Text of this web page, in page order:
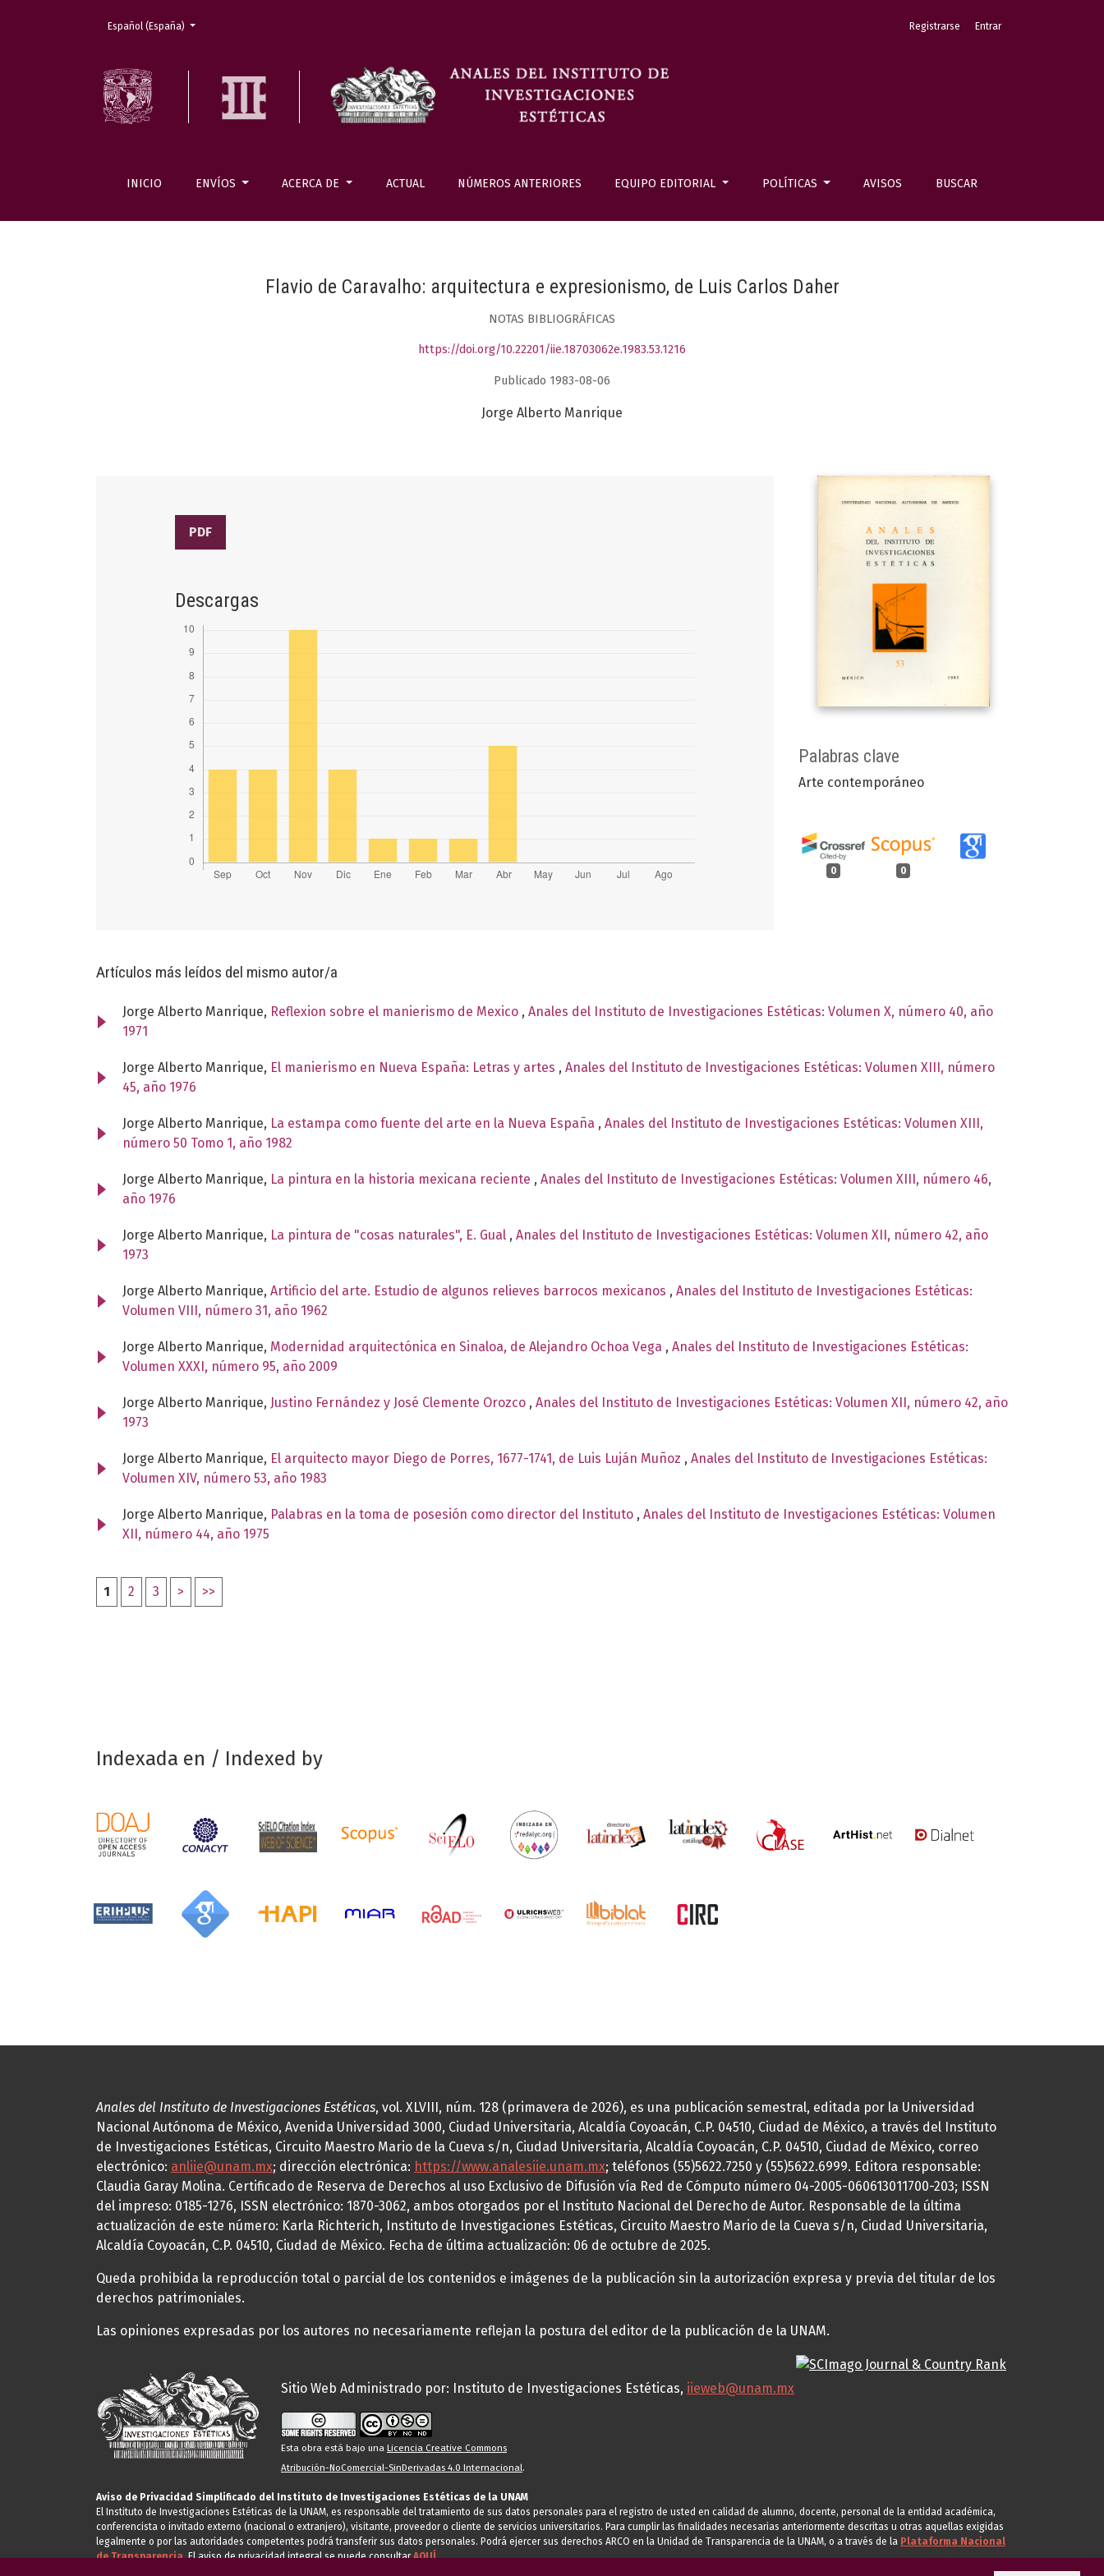
INICIO ENVÍOS ACERCA DE ACTUAL NÚMEROS ANTERIORES EQUIPO EDITORIAL POLÍTICAS AVISOS BUSCAR
Registrarse Entrar
Cambiar el idioma. El actual es:
Español (España)
Flavio de Caravalho: arquitectura e expresionismo, de Luis Carlos Daher
NOTAS BIBLIOGRÁFICAS
https://doi.org/10.22201/iie.18703062e.1983.53.1216
Publicado 1983-08-06
Jorge Alberto Manrique
Palabras clave
Arte contemporáneo
0 0
PDF
Descargas
Artículos más leídos del mismo autor/a
Jorge Alberto Manrique, Reflexion sobre el manierismo de Mexico , Anales del Instituto de Investigaciones Estéticas: Volumen X, número 40, año
1971
Jorge Alberto Manrique, El manierismo en Nueva España: Letras y artes , Anales del Instituto de Investigaciones Estéticas: Volumen XIII, número
45, año 1976
Jorge Alberto Manrique, La estampa como fuente del arte en la Nueva España , Anales del Instituto de Investigaciones Estéticas: Volumen XIII,
número 50 Tomo 1, año 1982
Jorge Alberto Manrique, La pintura en la historia mexicana reciente , Anales del Instituto de Investigaciones Estéticas: Volumen XIII, número 46,
año 1976
Jorge Alberto Manrique, La pintura de "cosas naturales", E. Gual , Anales del Instituto de Investigaciones Estéticas: Volumen XII, número 42, año
1973
Jorge Alberto Manrique, Artificio del arte. Estudio de algunos relieves barrocos mexicanos , Anales del Instituto de Investigaciones Estéticas:
Volumen VIII, número 31, año 1962
Jorge Alberto Manrique, Modernidad arquitectónica en Sinaloa, de Alejandro Ochoa Vega , Anales del Instituto de Investigaciones Estéticas:
Volumen XXXI, número 95, año 2009
Jorge Alberto Manrique, Justino Fernández y José Clemente Orozco , Anales del Instituto de Investigaciones Estéticas: Volumen XII, número 42, año
1973
Jorge Alberto Manrique, El arquitecto mayor Diego de Porres, 1677-1741, de Luis Luján Muñoz , Anales del Instituto de Investigaciones Estéticas:
Volumen XIV, número 53, año 1983
Jorge Alberto Manrique, Palabras en la toma de posesión como director del Instituto , Anales del Instituto de Investigaciones Estéticas: Volumen
XII, número 44, año 1975
1 2 3 > >>
Indexada en / Indexed by
Anales del Instituto de Investigaciones Estéticas, vol. XLVIII, núm. 128 (primavera de 2026), es una publicación semestral, editada por la Universidad
Nacional Autónoma de México, Avenida Universidad 3000, Ciudad Universitaria, Alcaldía Coyoacán, C.P. 04510, Ciudad de México, a través del Instituto
de Investigaciones Estéticas, Circuito Maestro Mario de la Cueva s/n, Ciudad Universitaria, Alcaldía Coyoacán, C.P. 04510, Ciudad de México, correo
electrónico: anliie@unam.mx; dirección electrónica: https://www.analesiie.unam.mx; teléfonos (55)5622.7250 y (55)5622.6999. Editora responsable:
Claudia Garay Molina. Certificado de Reserva de Derechos al uso Exclusivo de Difusión vía Red de Cómputo número 04-2005-060613011700-203; ISSN
del impreso: 0185-1276, ISSN electrónico: 1870-3062, ambos otorgados por el Instituto Nacional del Derecho de Autor. Responsable de la última
actualización de este número: Karla Richterich, Instituto de Investigaciones Estéticas, Circuito Maestro Mario de la Cueva s/n, Ciudad Universitaria,
Alcaldía Coyoacán, C.P. 04510, Ciudad de México. Fecha de última actualización: 06 de octubre de 2025.
Queda prohibida la reproducción total o parcial de los contenidos e imágenes de la publicación sin la autorización expresa y previa del titular de los
derechos patrimoniales.
Las opiniones expresadas por los autores no necesariamente reflejan la postura del editor de la publicación de la UNAM.
Sitio Web Administrado por: Instituto de Investigaciones Estéticas, iieweb@unam.mx
Esta obra está bajo una Licencia Creative Commons
Atribución-NoComercial-SinDerivadas 4.0 Internacional.
Aviso de Privacidad Simplificado del Instituto de Investigaciones Estéticas de la UNAM
El Instituto de Investigaciones Estéticas de la UNAM, es responsable del tratamiento de sus datos personales para el registro de usted en calidad de alumno, docente, personal de la entidad académica,
conferencista o invitado externo (nacional o extranjero), visitante, proveedor o cliente de servicios universitarios. Para cumplir las finalidades necesarias anteriormente descritas u otras aquellas exigidas
legalmente o por las autoridades competentes podrá transferir sus datos personales. Podrá ejercer sus derechos ARCO en la Unidad de Transparencia de la UNAM, o a través de la Plataforma Nacional
de Transparencia.El aviso de privacidad integral se puede consultarAQUÍ